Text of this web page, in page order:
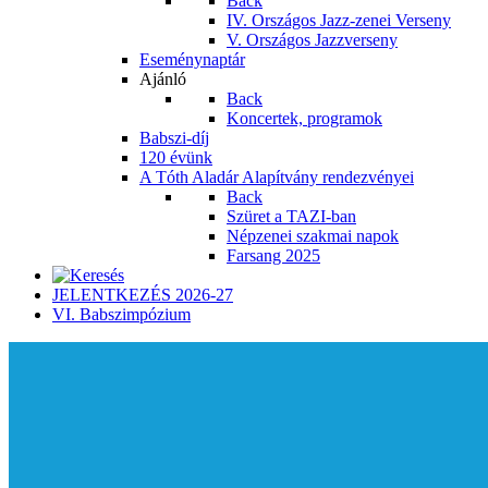
IV. Országos Jazz-zenei Verseny
V. Országos Jazzverseny
Eseménynaptár
Ajánló
Back
Koncertek, programok
Babszi-díj
120 évünk
A Tóth Aladár Alapítvány rendezvényei
Back
Szüret a TAZI-ban
Népzenei szakmai napok
Farsang 2025
JELENTKEZÉS 2026-27
VI. Babszimpózium